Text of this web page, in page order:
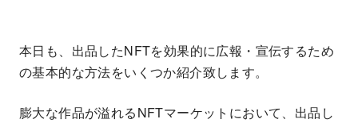
本日も、出品したNFTを効果的に広報・宣伝するため
の基本的な方法をいくつか紹介致します。
膨大な作品が溢れるNFTマーケットにおいて、出品し